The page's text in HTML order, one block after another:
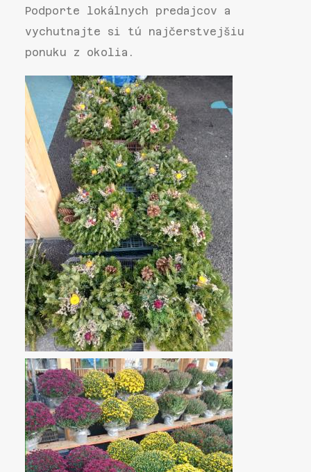
Podporte lokálnych predajcov a
vychutnajte si tú najčerstvejšiu
ponuku z okolia.